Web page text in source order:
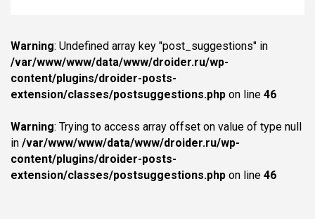
Warning: Undefined array key "post_suggestions" in
/var/www/www/data/www/droider.ru/wp-
content/plugins/droider-posts-
extension/classes/postsuggestions.php on line 46
Warning: Trying to access array offset on value of type null
in /var/www/www/data/www/droider.ru/wp-
content/plugins/droider-posts-
extension/classes/postsuggestions.php on line 46